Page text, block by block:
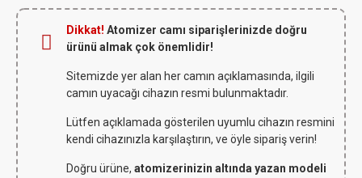
Dikkat! Atomizer camı siparişlerinizde doğru
ürünü almak çok önemlidir!
Sitemizde yer alan her camın açıklamasında, ilgili
camın uyacağı cihazın resmi bulunmaktadır.
Lütfen açıklamada gösterilen uyumlu cihazın resmini
kendi cihazınızla karşılaştırın, ve öyle sipariş verin!
Doğru ürüne, atomizerinizin altında yazan modeli